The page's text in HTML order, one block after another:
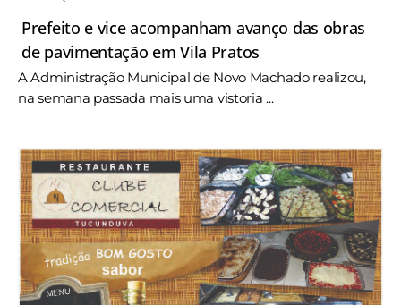
Prefeito e vice acompanham avanço das obras
de pavimentação em Vila Pratos
A Administração Municipal de Novo Machado realizou,
na semana passada mais uma vistoria ...